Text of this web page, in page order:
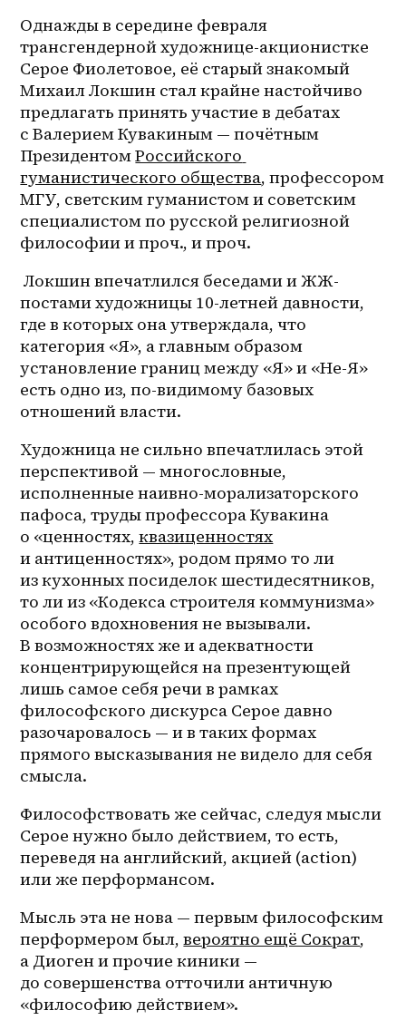
Однажды в середине февраля
трансгендерной художнице-акционистке
Серое Фиолетовое, её старый знакомый
Михаил Локшин стал крайне настойчиво
предлагать принять участие в дебатах
с Валерием Кувакиным — почётным
Президентом Российского
гуманистического общества, профессором
МГУ, светским гуманистом и советским
специалистом по русской религиозной
философии и проч., и проч.
Локшин впечатлился беседами и ЖЖ-
постами художницы 10-летней давности,
где в которых она утверждала, что
категория «Я», а главным образом
установление границ между «Я» и «Не-Я»
есть одно из, по-видимому базовых
отношений власти.
Художница не сильно впечатлилась этой
перспективой — многословные,
исполненные наивно-морализаторского
пафоса, труды профессора Кувакина
о «ценностях, квазиценностях
и антиценностях», родом прямо то ли
из кухонных посиделок шестидесятников,
то ли из «Кодекса строителя коммунизма»
особого вдохновения не вызывали.
В возможностях же и адекватности
концентрирующейся на презентующей
лишь самое себя речи в рамках
философского дискурса Серое давно
разочаровалось — и в таких формах
прямого высказывания не видело для себя
смысла.
Философствовать же сейчас, следуя мысли
Серое нужно было действием, то есть,
переведя на английский, акцией (action)
или же перформансом.
Мысль эта не нова — первым философским
перформером был, вероятно ещё Сократ,
а Диоген и прочие киники —
до совершенства отточили античную
«философию действием».